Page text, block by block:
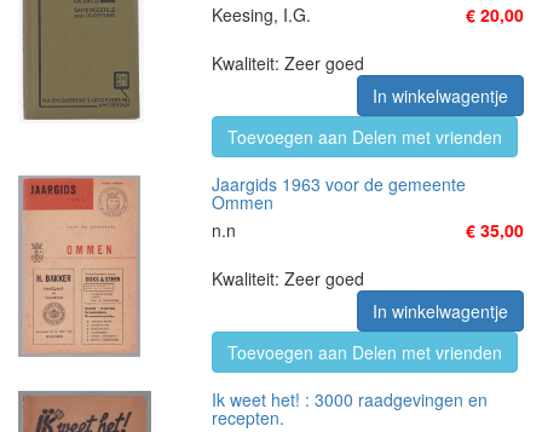
Keesing, I.G.
€ 20,00
Kwaliteit: Zeer goed
In winkelwagentje
Toevoegen aan Delen met vrienden
Jaargids 1963 voor de gemeente
Ommen
n.n
€ 35,00
Kwaliteit: Zeer goed
In winkelwagentje
Toevoegen aan Delen met vrienden
Ik weet het! : 3000 raadgevingen en
recepten.